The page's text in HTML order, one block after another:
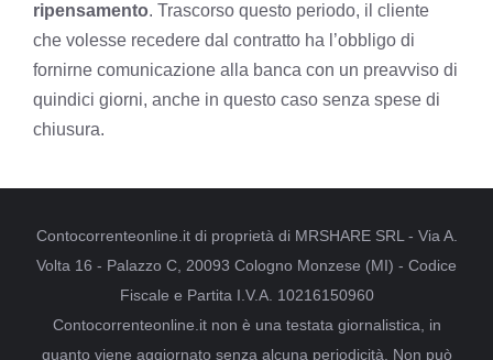
ripensamento. Trascorso questo periodo, il cliente
che volesse recedere dal contratto ha l’obbligo di
fornirne comunicazione alla banca con un preavviso di
quindici giorni, anche in questo caso senza spese di
chiusura.
Contocorrenteonline.it di proprietà di MRSHARE SRL - Via A.
Volta 16 - Palazzo C, 20093 Cologno Monzese (MI) - Codice
Fiscale e Partita I.V.A. 10216150960
Contocorrenteonline.it non è una testata giornalistica, in
quanto viene aggiornato senza alcuna periodicità. Non può